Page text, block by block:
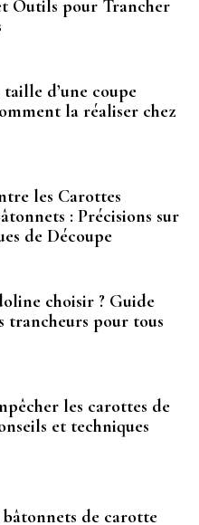
Outils pour Trancher
d’une coupe
la réaliser chez
les Carottes
: Précisions sur
de Découpe
choisir ? Guide
trancheurs pour tous
les carottes de
et techniques
de carotte